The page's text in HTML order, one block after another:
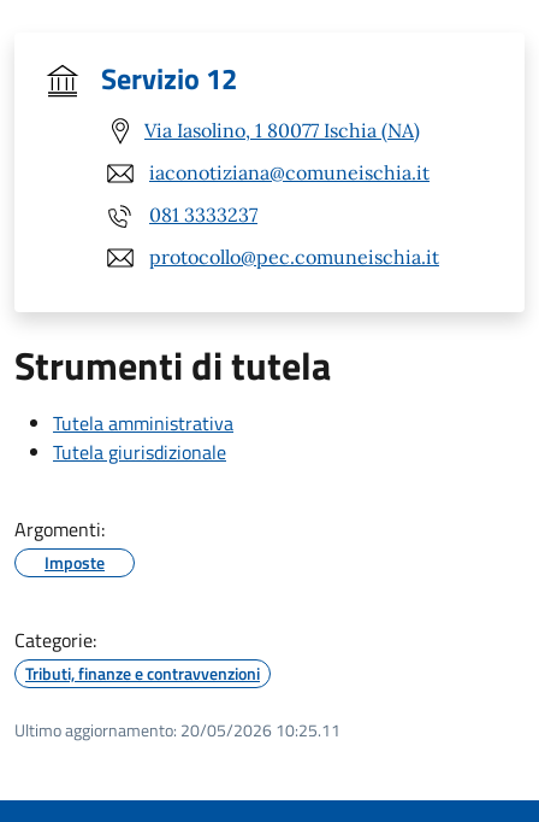
Servizio 12
Via Iasolino, 1 80077 Ischia (NA)
iaconotiziana@comuneischia.it
081 3333237
protocollo@pec.comuneischia.it
Strumenti di tutela
Tutela amministrativa
Tutela giurisdizionale
Argomenti:
Imposte
Categorie:
Tributi, finanze e contravvenzioni
Ultimo aggiornamento: 20/05/2026 10:25.11